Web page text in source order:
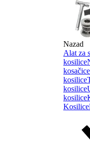
Nazad
Alat za
kosilice
kosačice
kosilice
kosilice
kosilice
Kosilice